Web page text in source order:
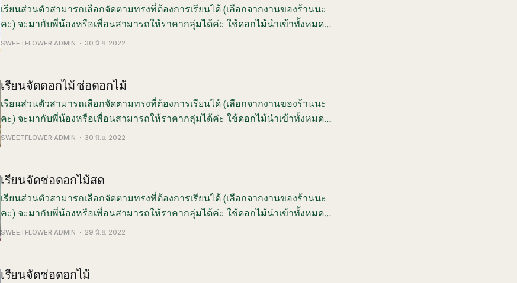
เรียนส่วนตัวสามารถเลือกจัดตามทรงที่ต้องการเรียนได้ (เลือกจากงานของร้านนะ
คะ) จะมากับพี่น้องหรือเพื่อนสามารถให้ราคากลุ่มได้ค่ะ ใช้ดอกไม้นำเข้าทั้งหมด
ในการเรียนนะคะ จัดเสร็จนำผลงานกลับบ้านได้พร้อมความรู้และเทคนิคที่นำไปใช้
SWEETFLOWER ADMIN 30 มิ.ย. 2022
เรียนจัดดอกไม้ ช่อดอกไม้
เรียนส่วนตัวสามารถเลือกจัดตามทรงที่ต้องการเรียนได้ (เลือกจากงานของร้านนะ
คะ) จะมากับพี่น้องหรือเพื่อนสามารถให้ราคากลุ่มได้ค่ะ ใช้ดอกไม้นำเข้าทั้งหมด
ในการเรียนนะคะ จัดเสร็จนำผลงานกลับบ้านได้พร้อมความรู้และเทคนิคที่นำไปใช้
SWEETFLOWER ADMIN 30 มิ.ย. 2022
เรียนจัดช่อดอกไม้สด
เรียนส่วนตัวสามารถเลือกจัดตามทรงที่ต้องการเรียนได้ (เลือกจากงานของร้านนะ
คะ) จะมากับพี่น้องหรือเพื่อนสามารถให้ราคากลุ่มได้ค่ะ ใช้ดอกไม้นำเข้าทั้งหมด
ในการเรียนนะคะ จัดเสร็จนำผลงานกลับบ้านได้พร้อมความรู้และเทคนิคที่นำไปใช้
SWEETFLOWER ADMIN 29 มิ.ย. 2022
เรียนจัดช่อดอกไม้